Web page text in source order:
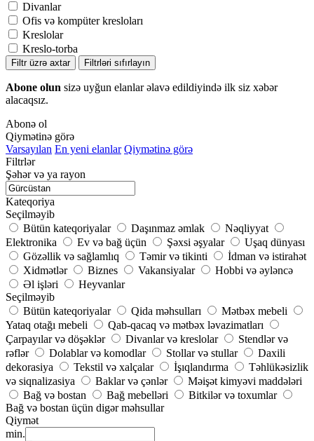
Divanlar
Ofis və kompüter kresloları
Kreslolar
Kreslo-torba
Filtr üzrə axtar Filtrləri sıfırlayın
Abone olun sizə uyğun elanlar əlavə edildiyində ilk siz xəbər
alacaqsız.
Abonə ol
Qiymətinə görə
Varsayılan En yeni elanlar Qiymətinə görə
Filtrlər
Şəhər və ya rayon
Kateqoriya
Seçilməyib
Bütün kateqoriyalar
Daşınmaz əmlak
Nəqliyyat
Elektronika
Ev və bağ üçün Şəxsi əşyalar
Uşaq dünyası
Gözəllik və sağlamlıq
Təmir və tikinti
İdman və istirahət
Xidmətlər
Biznes Vakansiyalar
Hobbi və əyləncə
Əl işləri
Heyvanlar
Seçilməyib
Bütün kateqoriyalar
Qida məhsulları
Mətbəx mebeli
Yataq otağı mebeli
Qab-qacaq və mətbəx ləvazimatları
Çarpayılar və döşəklər
Divanlar və kreslolar
Stendlər və
rəflər
Dolablar və komodlar Stollar və stullar
Daxili
dekorasiya
Tekstil və xalçalar İşıqlandırma
Təhlükəsizlik
və siqnalizasiya
Baklar və çənlər
Məişət kimyəvi maddələri
Bağ və bostan
Bağ mebelləri
Bitkilər və toxumlar
Bağ və bostan üçün digər məhsullar
Qiymət
min.